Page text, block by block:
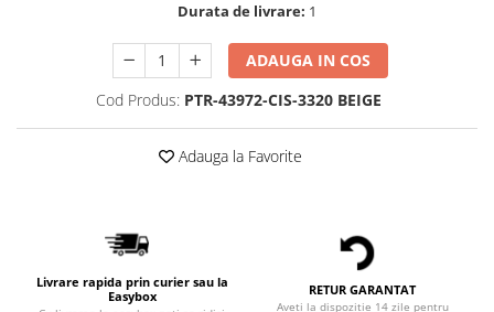
Durata de livrare: 1
ADAUGA IN COS
Cod Produs: PTR-43972-CIS-3320 BEIGE
Adauga la Favorite
Livrare rapida prin curier sau la
Easybox
RETUR GARANTAT
Aveti la dispozitie 14 zile pentru